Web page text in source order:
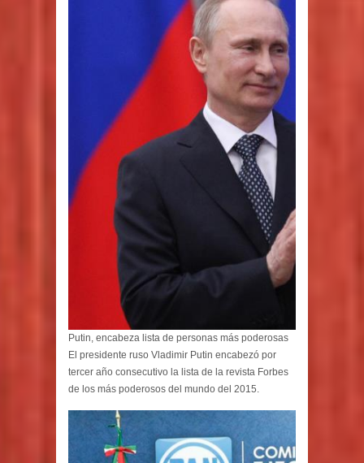
Putin, encabeza lista de personas más poderosas
El presidente ruso Vladimir Putin encabezó por
tercer año consecutivo la lista de la revista Forbes
de los más poderosos del mundo del 2015.